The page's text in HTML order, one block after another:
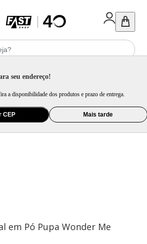
seu endereço!
a disponibilidade dos produtos e prazo de entrega.
CEP Mais tarde
/ Rosto / Bronzeador Facial em Pó Pupa Wonder Me
em Pó Pupa Wonder Me